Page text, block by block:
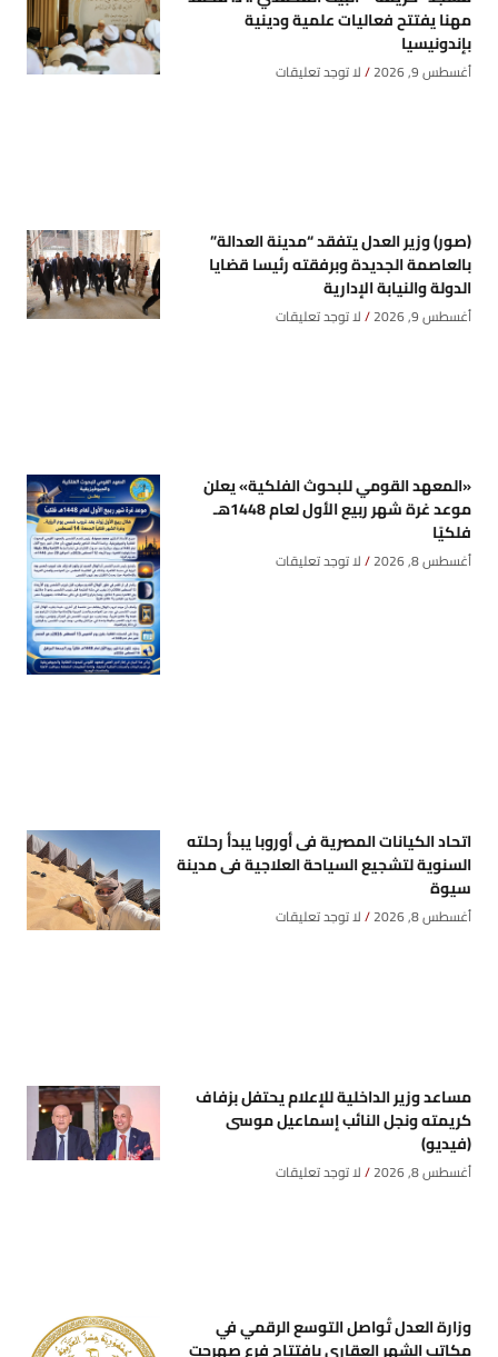
مهنا يفتتح فعاليات علمية ودينية
بإندونيسيا
أغسطس 9, 2026 لا توجد تعليقات
(صور) وزير العدل يتفقد “مدينة العدالة”
بالعاصمة الجديدة وبرفقته رئيسا قضايا
الدولة والنيابة الإدارية
أغسطس 9, 2026 لا توجد تعليقات
«المعهد القومي للبحوث الفلكية» يعلن
موعد غرة شهر ربيع الأول لعام 1448هـ
فلكيًا
أغسطس 8, 2026 لا توجد تعليقات
اتحاد الكيانات المصرية فى أوروبا يبدأ رحلته
السنوية لتشجيع السياحة العلاجية فى مدينة
سيوة
أغسطس 8, 2026 لا توجد تعليقات
مساعد وزير الداخلية للإعلام يحتفل بزفاف
كريمته ونجل النائب إسماعيل موسى
(فيديو)
أغسطس 8, 2026 لا توجد تعليقات
وزارة العدل تُواصل التوسع الرقمي في
مكاتب الشهر العقاري بافتتاح فرع صهرجت